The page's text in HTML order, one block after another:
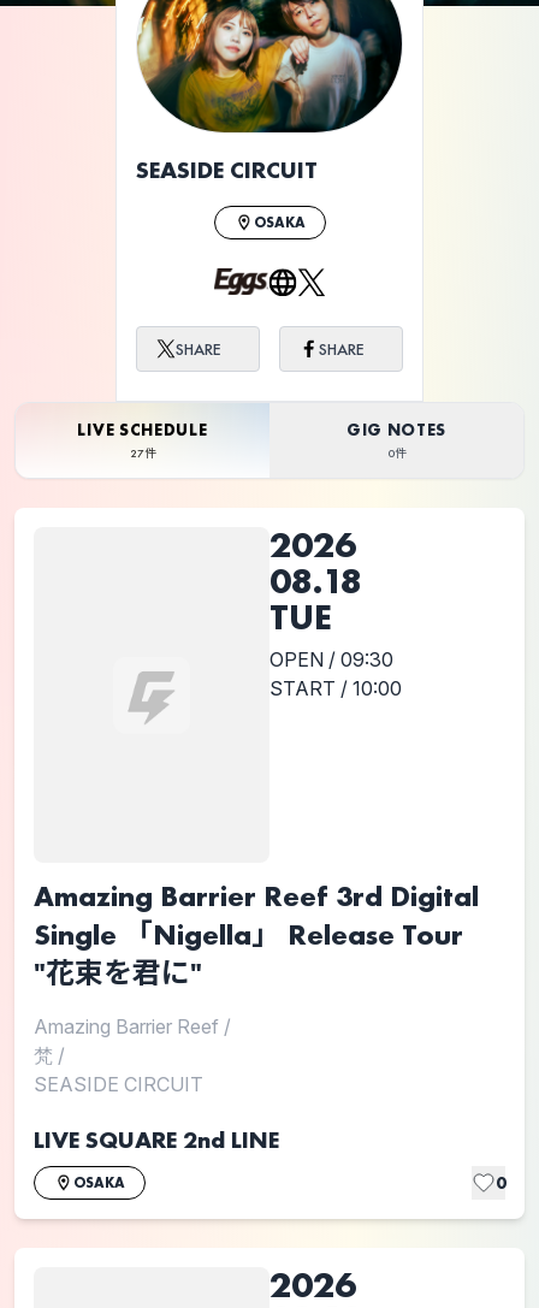
ライブ体験をもっと楽しく、もっと便利
SEASIDE CIRCUIT
OSAKA
SHARE SHARE
LIVE SCHEDULE
27件
GIG NOTES
0件
2026
08.18
TUE
OPEN / 09:30
START / 10:00
Amazing Barrier Reef 3rd Digital
Single 「Nigella」 Release Tour
"花束を君に"
Amazing Barrier Reef /
梵 /
SEASIDE CIRCUIT
LIVE SQUARE 2nd LINE
OSAKA 0
2026